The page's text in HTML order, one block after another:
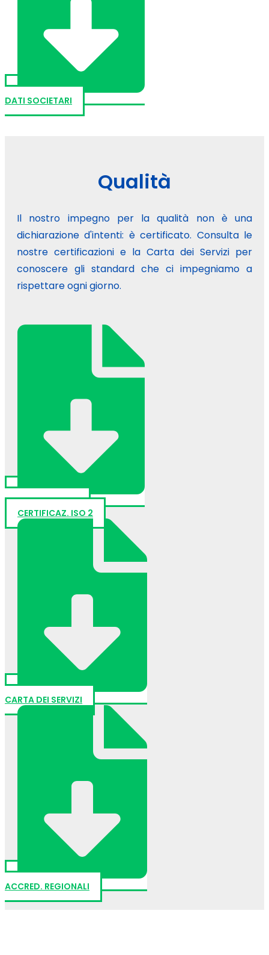
DATI SOCIETARI
Qualità
Il nostro impegno per la qualità non è una
dichiarazione d'intenti: è certificato. Consulta le
nostre certificazioni e la Carta dei Servizi per
conoscere gli standard che ci impegniamo a
rispettare ogni giorno.
CERTIFICAZ. ISO 1
CERTIFICAZ. ISO 2
CARTA DEI SERVIZI
ACCRED. REGIONALI